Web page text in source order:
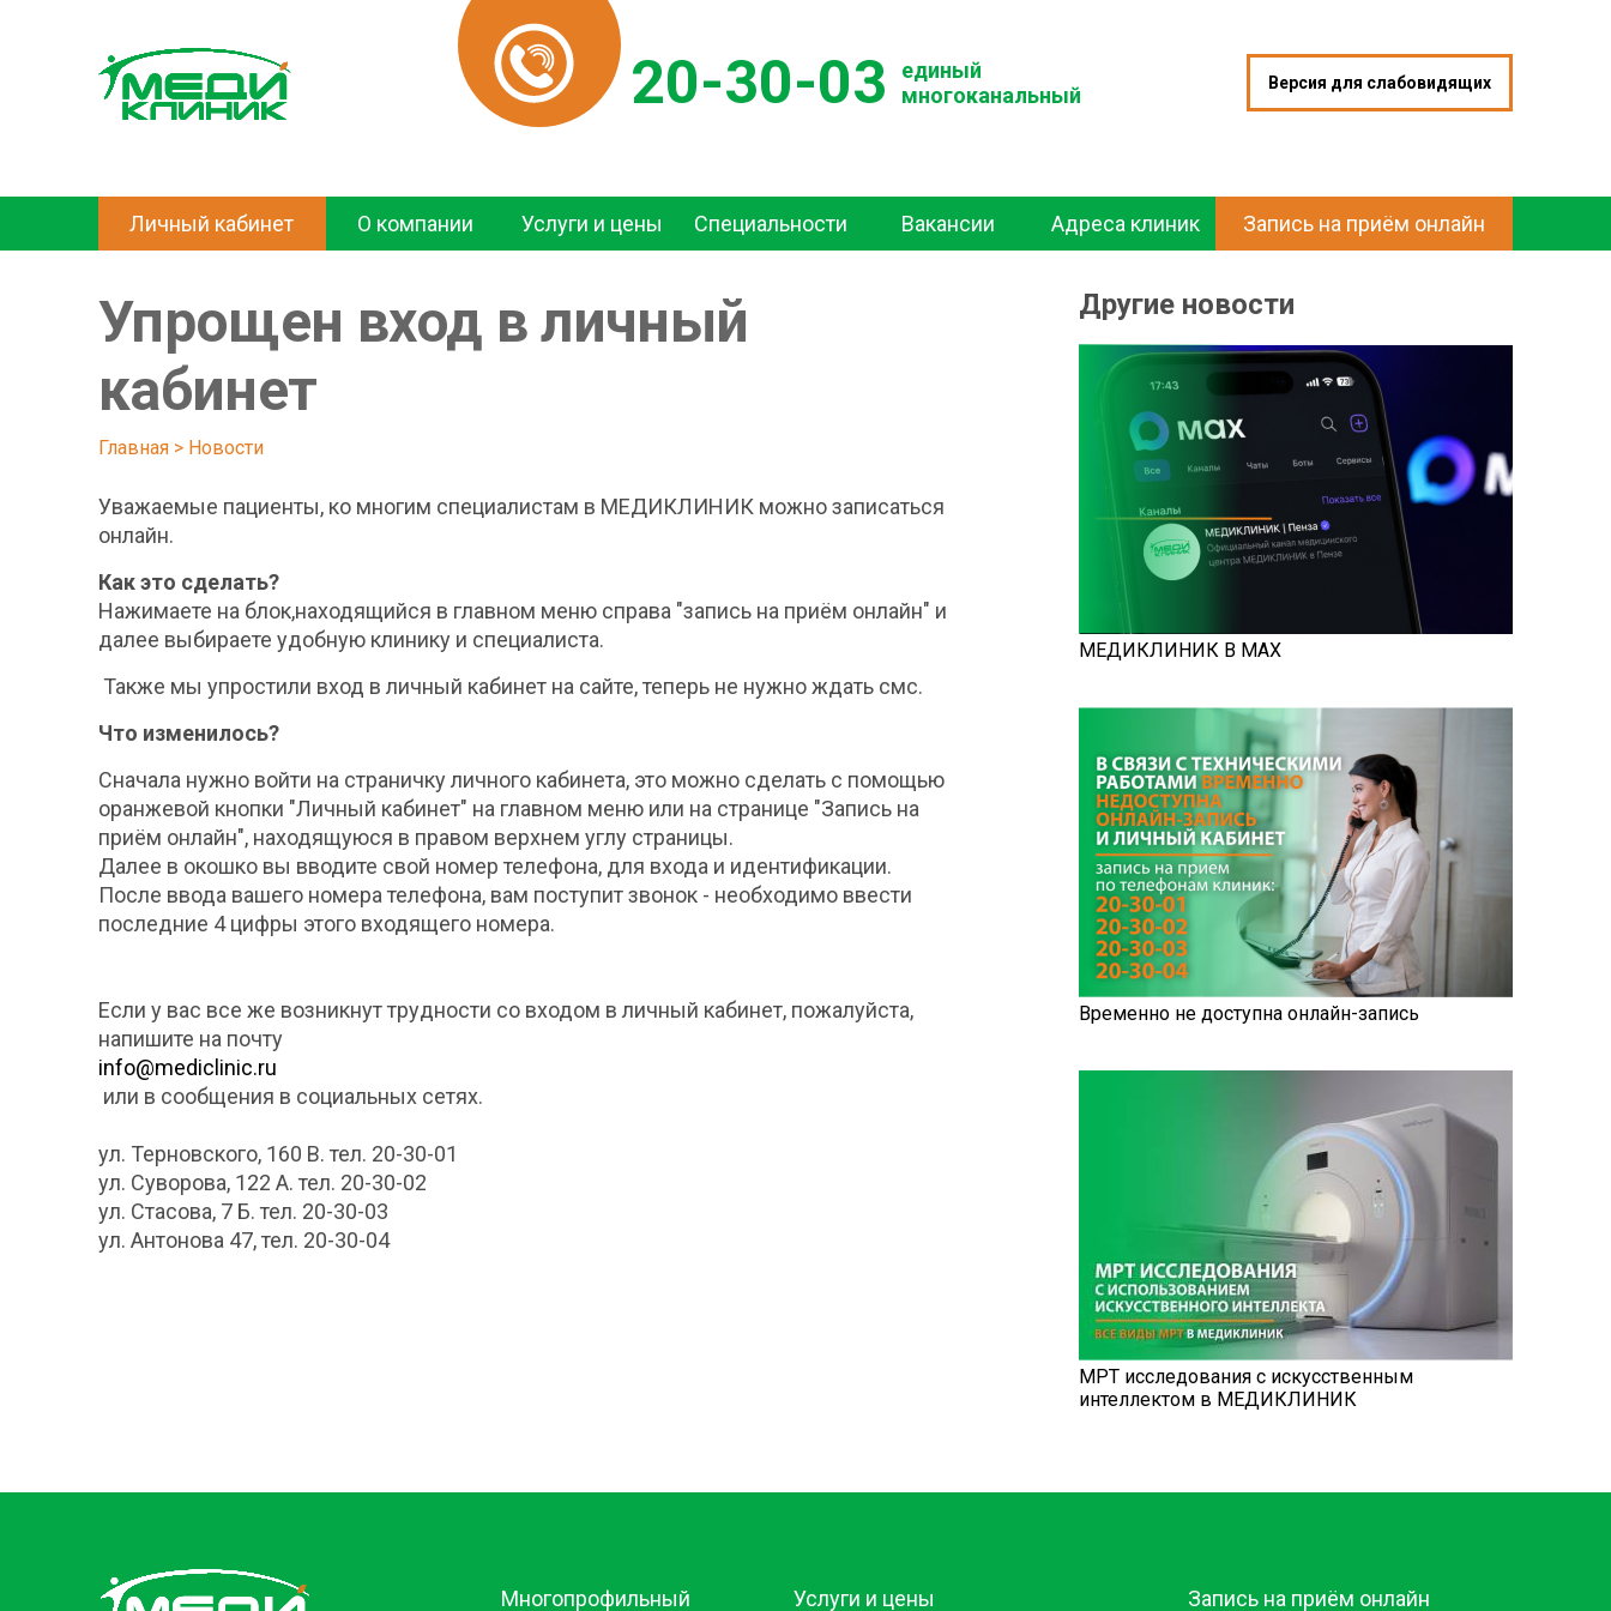
20-30-03
единый
многоканальный
Версия для слабовидящих
Личный кабинет О компании Услуги и цены Специальности Вакансии Адреса клиник Запись на приём онлайн
Упрощен вход в личный
кабинет
Главная > Новости
Уважаемые пациенты, ко многим специалистам в МЕДИКЛИНИК можно записаться
онлайн.
Как это сделать?
Нажимаете на блок,находящийся в главном меню справа "запись на приём онлайн" и
далее выбираете удобную клинику и специалиста.
Также мы упростили вход в личный кабинет на сайте, теперь не нужно ждать смс.
Что изменилось?
Сначала нужно войти на страничку личного кабинета, это можно сделать с помощью
оранжевой кнопки "Личный кабинет" на главном меню или на странице "Запись на
приём онлайн", находящуюся в правом верхнем углу страницы.
Далее в окошко вы вводите свой номер телефона, для входа и идентификации.
После ввода вашего номера телефона, вам поступит звонок - необходимо ввести
последние 4 цифры этого входящего номера.
Если у вас все же возникнут трудности со входом в личный кабинет, пожалуйста,
напишите на почту
info@mediclinic.ru
или в сообщения в социальных сетях.
ул. Терновского, 160 В. тел. 20-30-01
ул. Суворова, 122 А. тел. 20-30-02
ул. Стасова, 7 Б. тел. 20-30-03
ул. Антонова 47, тел. 20-30-04
Другие новости
МЕДИКЛИНИК В MAX
Временно не доступна онлайн-запись
МРТ исследования с искусственным
интеллектом в МЕДИКЛИНИК
Многопрофильный Услуги и цены Запись на приём онлайн